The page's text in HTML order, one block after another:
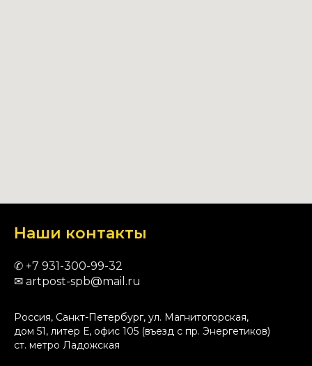
Наши контакты
✆ +7 931-300-99-32
✉ artpost-spb@mail.ru
Россия, Санкт-Петербург, ул. Магнитогорская,
дом 51, литер Е, офис 105 (въезд с пр. Энергетиков)
ст. метро Ладожская